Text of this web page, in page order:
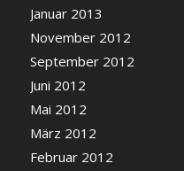
Januar 2013
November 2012
September 2012
Juni 2012
Mai 2012
März 2012
Februar 2012